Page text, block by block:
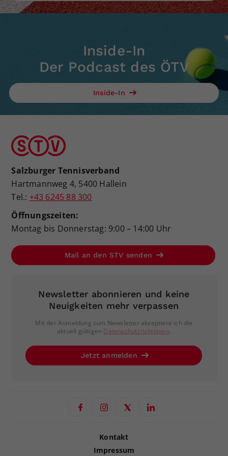
Inside-In
Der Podcast des ÖTV
Inside-In
Salzburger Tennisverband
Hartmannweg 4, 5400 Hallein
Tel.: +43 6245 88 300
Öffnungszeiten:
Montag bis Donnerstag: 9:00 – 14:00 Uhr
Mail an den STV senden
Newsletter abonnieren und keine
Neuigkeiten mehr verpassen
Mit der Anmeldung zum Newsletter akzeptiere ich die
aktuell gültigen Datenschutzrichtlinien.
Jetzt anmelden
Kontakt
Impressum